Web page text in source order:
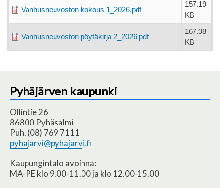
Vanhusneuvoston kokous 1_2026.pdf
157.19
KB
Vanhusneuvoston pöytäkirja 2_2026.pdf
167.98
KB
Pyhäjärven kaupunki
Ollintie 26
86800 Pyhäsalmi
Puh. (08) 769 7111
pyhajarvi@pyhajarvi.fi
Kaupungintalo avoinna:
MA-PE klo 9.00-11.00 ja klo 12.00-15.00